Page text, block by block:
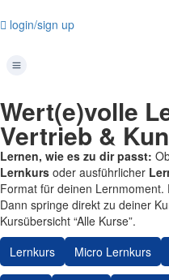
login/sign up
Wert(e)volle
Vertrieb &
Lernen, wie es zu dir passt:
Lernkurs oder ausführlicher
Format für deinen
Dann springe direkt zu deiner
Kursübersicht “Alle Kurse”.
Lernkurs
Micro Lernkurs